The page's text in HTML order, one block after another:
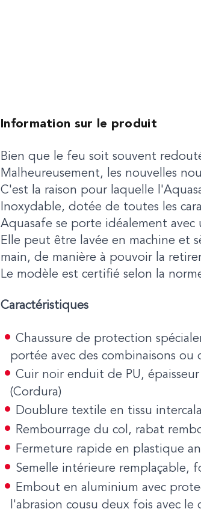
Information sur le produit
Bien que le feu soit souvent
Malheureusement, les nouvelles
C'est la raison pour laquelle
Inoxydable, dotée de toutes les
Aquasafe se porte idéalement avec
Elle peut être lavée en machine et
main, de manière à pouvoir la
Le modèle est certifié selon la
Caractéristiques
Chaussure de protection
portée avec des combinaisons ou
Cuir noir enduit de PU,
(Cordura)
Doublure textile en tissu
Rembourrage du col, rabat
Fermeture rapide en plastique
Semelle intérieure remplaçable,
Embout en aluminium avec
l'abrasion cousu deux fois avec le